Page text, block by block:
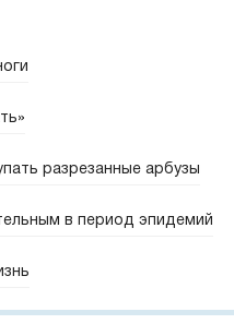
разрезанные арбузы
в период эпидемий